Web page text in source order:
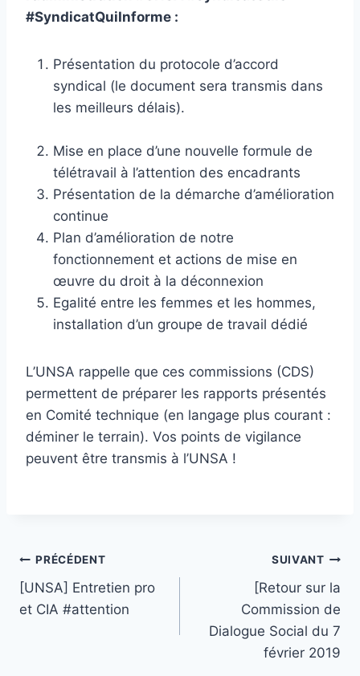
#SyndicatQuiInforme :
Présentation du protocole d’accord
syndical (le document sera transmis dans
les meilleurs délais).
Mise en place d’une nouvelle formule de
télétravail à l’attention des encadrants
Présentation de la démarche d’amélioration
continue
Plan d’amélioration de notre
fonctionnement et actions de mise en
œuvre du droit à la déconnexion
Egalité entre les femmes et les hommes,
installation d’un groupe de travail dédié
L’UNSA rappelle que ces commissions (CDS)
permettent de préparer les rapports présentés
en Comité technique (en langage plus courant :
déminer le terrain). Vos points de vigilance
peuvent être transmis à l’UNSA !
Navigation
de
PRÉCÉDENT
[UNSA] Entretien pro
et CIA #attention
SUIVANT
[Retour sur la
Commission de
Dialogue Social du 7
février 2019